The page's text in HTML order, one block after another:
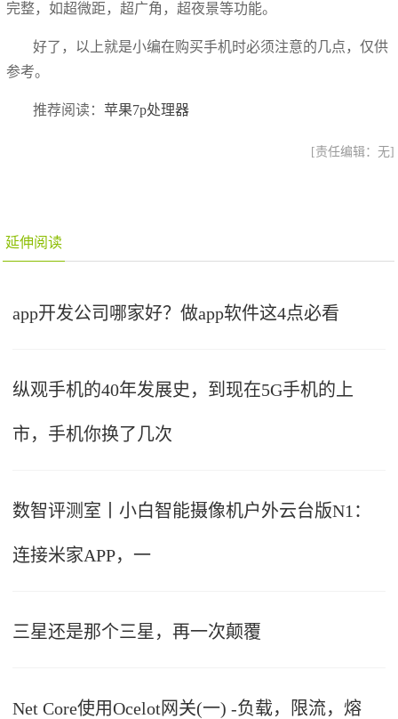
完整，如超微距，超广角，超夜景等功能。
好了，以上就是小编在购买手机时必须注意的几点，仅供
参考。
推荐阅读：苹果7p处理器
[责任编辑：无]
延伸阅读
app开发公司哪家好？做app软件这4点必看
纵观手机的40年发展史，到现在5G手机的上
市，手机你换了几次
数智评测室丨小白智能摄像机户外云台版N1：
连接米家APP，一
三星还是那个三星，再一次颠覆
Net Core使用Ocelot网关(一) -负载，限流，熔